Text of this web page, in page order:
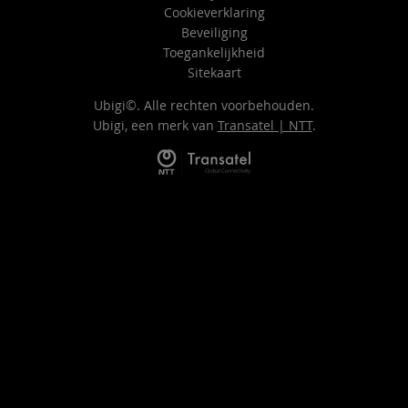
Cookieverklaring
Beveiliging
Toegankelijkheid
Sitekaart
Ubigi©. Alle rechten voorbehouden.
Ubigi, een merk van Transatel | NTT.